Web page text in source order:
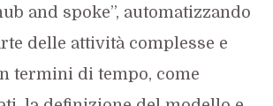
and spoke”, automatizzando
delle attività complesse e
termini di tempo, come